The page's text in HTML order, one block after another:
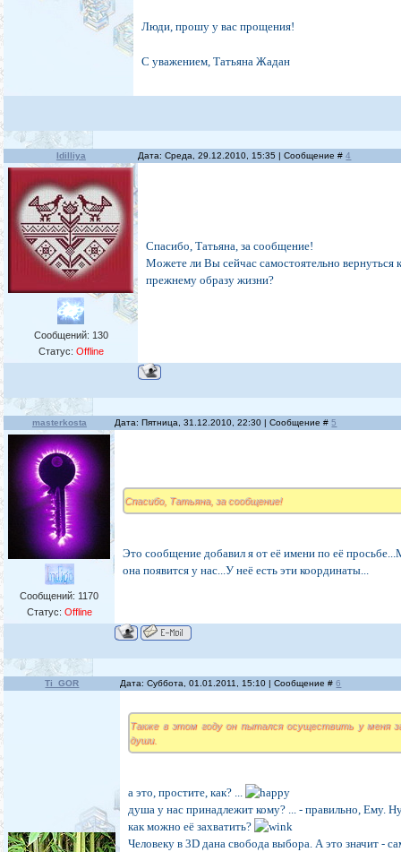
Люди, прошу у вас прощения!
С уважением, Татьяна Жадан
Idilliya Дата: Среда, 29.12.2010, 15:35 | Сообщение #4
Сообщений: 130
Статус: Offline
Спасибо, Татьяна, за сообщение!
Можете ли Вы сейчас самостоятельно вернуться
прежнему образу жизни?
masterkosta Дата: Пятница, 31.12.2010, 22:30 | Сообщение #5
Сообщений: 1170
Статус: Offline
Спасибо, Татьяна, за сообщение!
Это сообщение добавил я от её имени по её
она появится у нас...У неё есть эти координаты...
Ti_GOR Дата: Суббота, 01.01.2011, 15:10 | Сообщение #6
Также в этом году он пытался осуществить у меня
души.
а это, простите, как? ...
душа у нас принадлежит кому? ... - правильно, Ему.
как можно её захватить?
Человеку в 3D дана свобода выбора. А это значит -